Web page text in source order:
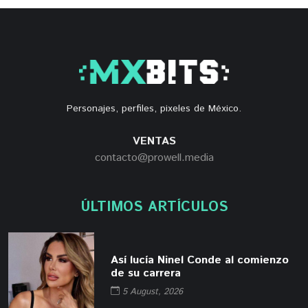
Personajes, perfiles, pixeles de México.
VENTAS
contacto@prowell.media
ÚLTIMOS ARTÍCULOS
Así lucía Ninel Conde al comienzo
de su carrera
5 August, 2026